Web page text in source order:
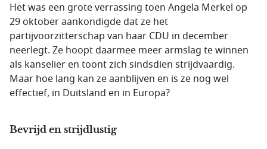
Het was een grote verrassing toen Angela Merkel op
29 oktober aankondigde dat ze het
partijvoorzitterschap van haar CDU in december
neerlegt. Ze hoopt daarmee meer armslag te winnen
als kanselier en toont zich sindsdien strijdvaardig.
Maar hoe lang kan ze aanblijven en is ze nog wel
effectief, in Duitsland en in Europa?
Bevrijd en strijdlustig